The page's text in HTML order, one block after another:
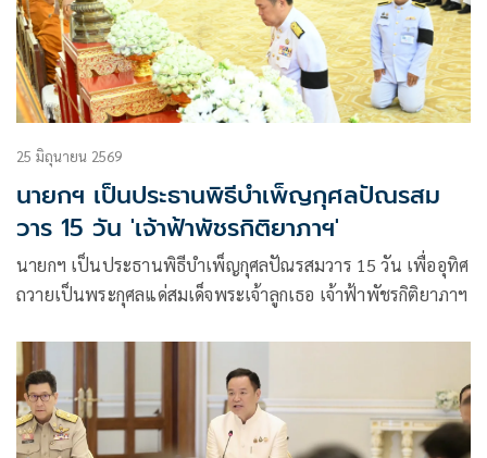
25 มิถุนายน 2569
นายกฯ เป็นประธานพิธีบำเพ็ญกุศลปัณรสม
วาร 15 วัน 'เจ้าฟ้าพัชรกิติยาภาฯ'
นายกฯ เป็นประธานพิธีบำเพ็ญกุศลปัณรสมวาร 15 วัน เพื่ออุทิศ
ถวายเป็นพระกุศลแด่สมเด็จพระเจ้าลูกเธอ เจ้าฟ้าพัชรกิติยาภาฯ